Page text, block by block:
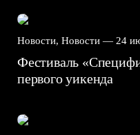
Новости, Новости — 24
Фестиваль
первого уикенда